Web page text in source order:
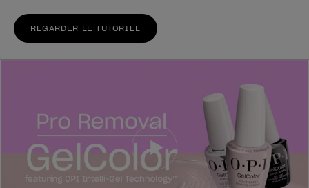
REGARDER LE TUTORIEL